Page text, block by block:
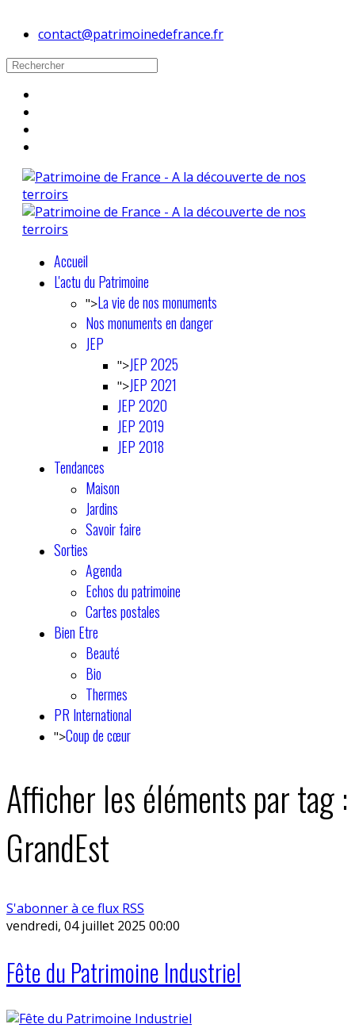
contact@patrimoinedefrance.fr
Accueil
L'actu du Patrimoine
">La vie de nos monuments
Nos monuments en danger
JEP
">JEP 2025
">JEP 2021
JEP 2020
JEP 2019
JEP 2018
Tendances
Maison
Jardins
Savoir faire
Sorties
Agenda
Echos du patrimoine
Cartes postales
Bien Etre
Beauté
Bio
Thermes
PR International
">Coup de cœur
Afficher les éléments par tag :
GrandEst
S'abonner à ce flux RSS
vendredi, 04 juillet 2025 00:00
Fête du Patrimoine Industriel